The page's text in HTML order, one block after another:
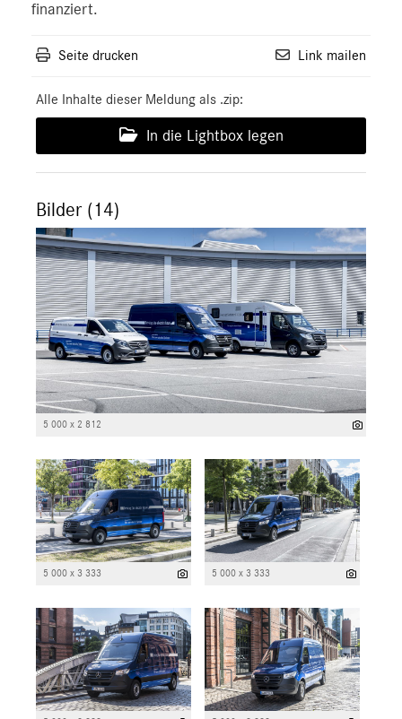
finanziert.
Seite drucken Link mailen
Alle Inhalte dieser Meldung als .zip:
In die Lightbox legen
Bilder (14)
5 000 x 2 812
5 000 x 3 333 5 000 x 3 333